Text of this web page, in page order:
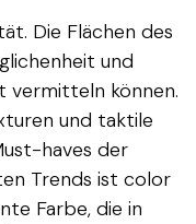
Die Flächen des
und
vermitteln können.
und taktile
haves der
Trends ist color
Farbe, die in